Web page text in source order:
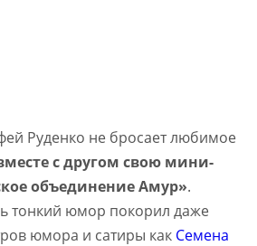
Руденко не бросает любимое
с другом свою мини-
объединение Амур».
тонкий юмор покорил даже
юмора и сатиры как Семена